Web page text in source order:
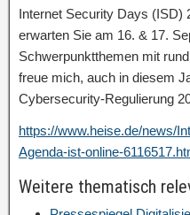
Internet Security Days (ISD)
erwarten Sie am 16. & 17.
Schwerpunktthemen mit
freue mich, auch in diesem
Cybersecurity-Regulierung
https://www.heise.de/news/
Agenda-ist-online-
Weitere thematisch